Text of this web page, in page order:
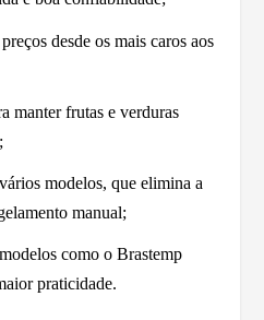
desde os mais caros aos
manter frutas e verduras
modelos, que elimina a
manual;
como o Brastemp
praticidade.